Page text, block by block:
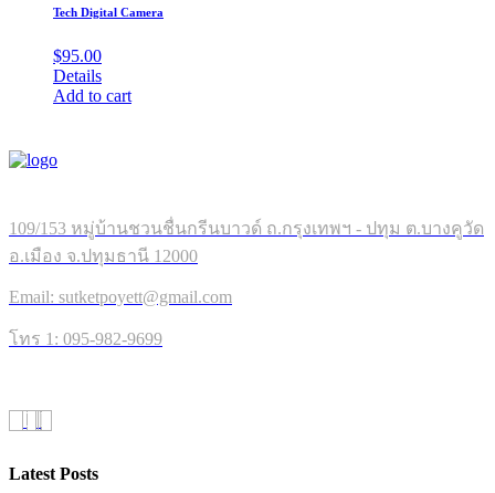
Tech Digital Camera
$95.00
Details
Add to cart
109/153 หมู่บ้านชวนชื่นกรีนบาวด์ ถ.กรุงเทพฯ - ปทุม ต.บางคูวัด
อ.เมือง จ.ปทุมธานี 12000
Email: sutketpoyett@gmail.com
โทร 1: 095-982-9699
Latest Posts